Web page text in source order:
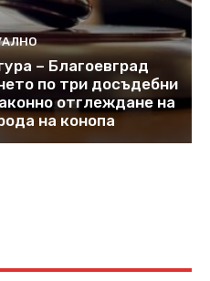
– Благоевград
по три досъдебни
отглеждане на
на конопа